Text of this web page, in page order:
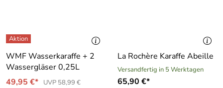
WMF Wasserkaraffe + 2
Wassergläser 0,25L
49,95 €*
UVP 58,99 €
La Rochère Karaffe Abeille
Versandfertig in 5 Werktagen
65,90 €*